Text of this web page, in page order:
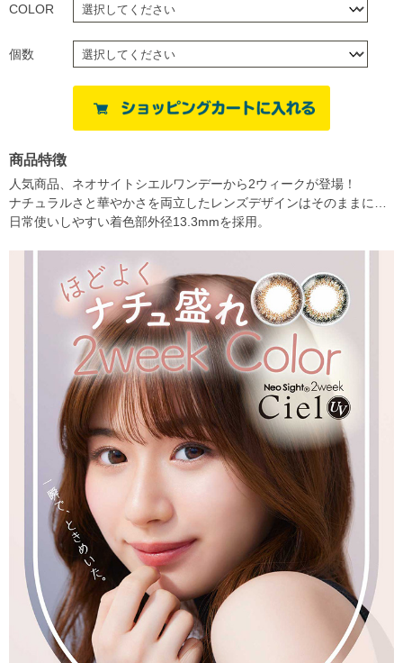
COLOR
個数
商品特徴
人気商品、ネオサイトシエルワンデーから2ウィークが登場！
ナチュラルさと華やかさを両立したレンズデザインはそのままに…
日常使いしやすい着色部外径13.3mmを採用。